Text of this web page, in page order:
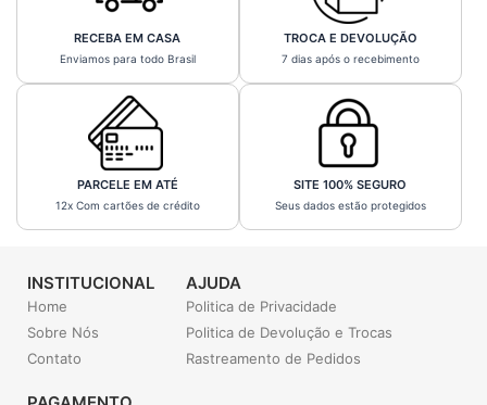
RECEBA EM CASA
Enviamos para todo Brasil
TROCA E DEVOLUÇÃO
7 dias após o recebimento
PARCELE EM ATÉ
12x Com cartões de crédito
SITE 100% SEGURO
Seus dados estão protegidos
INSTITUCIONAL
Home
Sobre Nós
Contato
AJUDA
Politica de Privacidade
Politica de Devolução e Trocas
Rastreamento de Pedidos